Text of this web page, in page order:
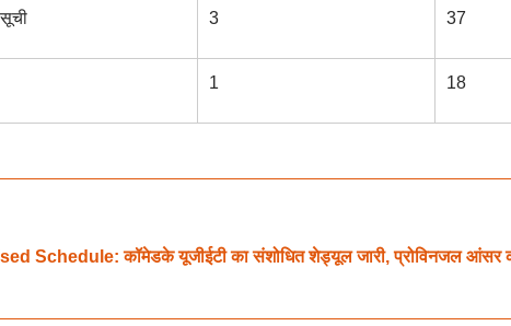
3 37
1 18
Schedule: कॉमेडके यूजीईटी का संशोधित शेड्यूल जारी, प्रोविनजल आंसर